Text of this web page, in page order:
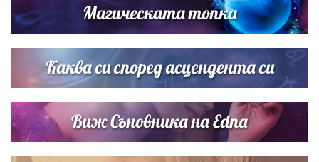
Списъкът е ясен: Джей Ло и Риана във ВИП гостите на
сватбата на Роналдо
Магическата топка
Каква си според асцендента си
Виж Съновника на Edna